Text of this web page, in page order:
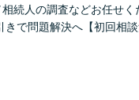
続人の調査などお任せ
で問題解決へ【初回相談